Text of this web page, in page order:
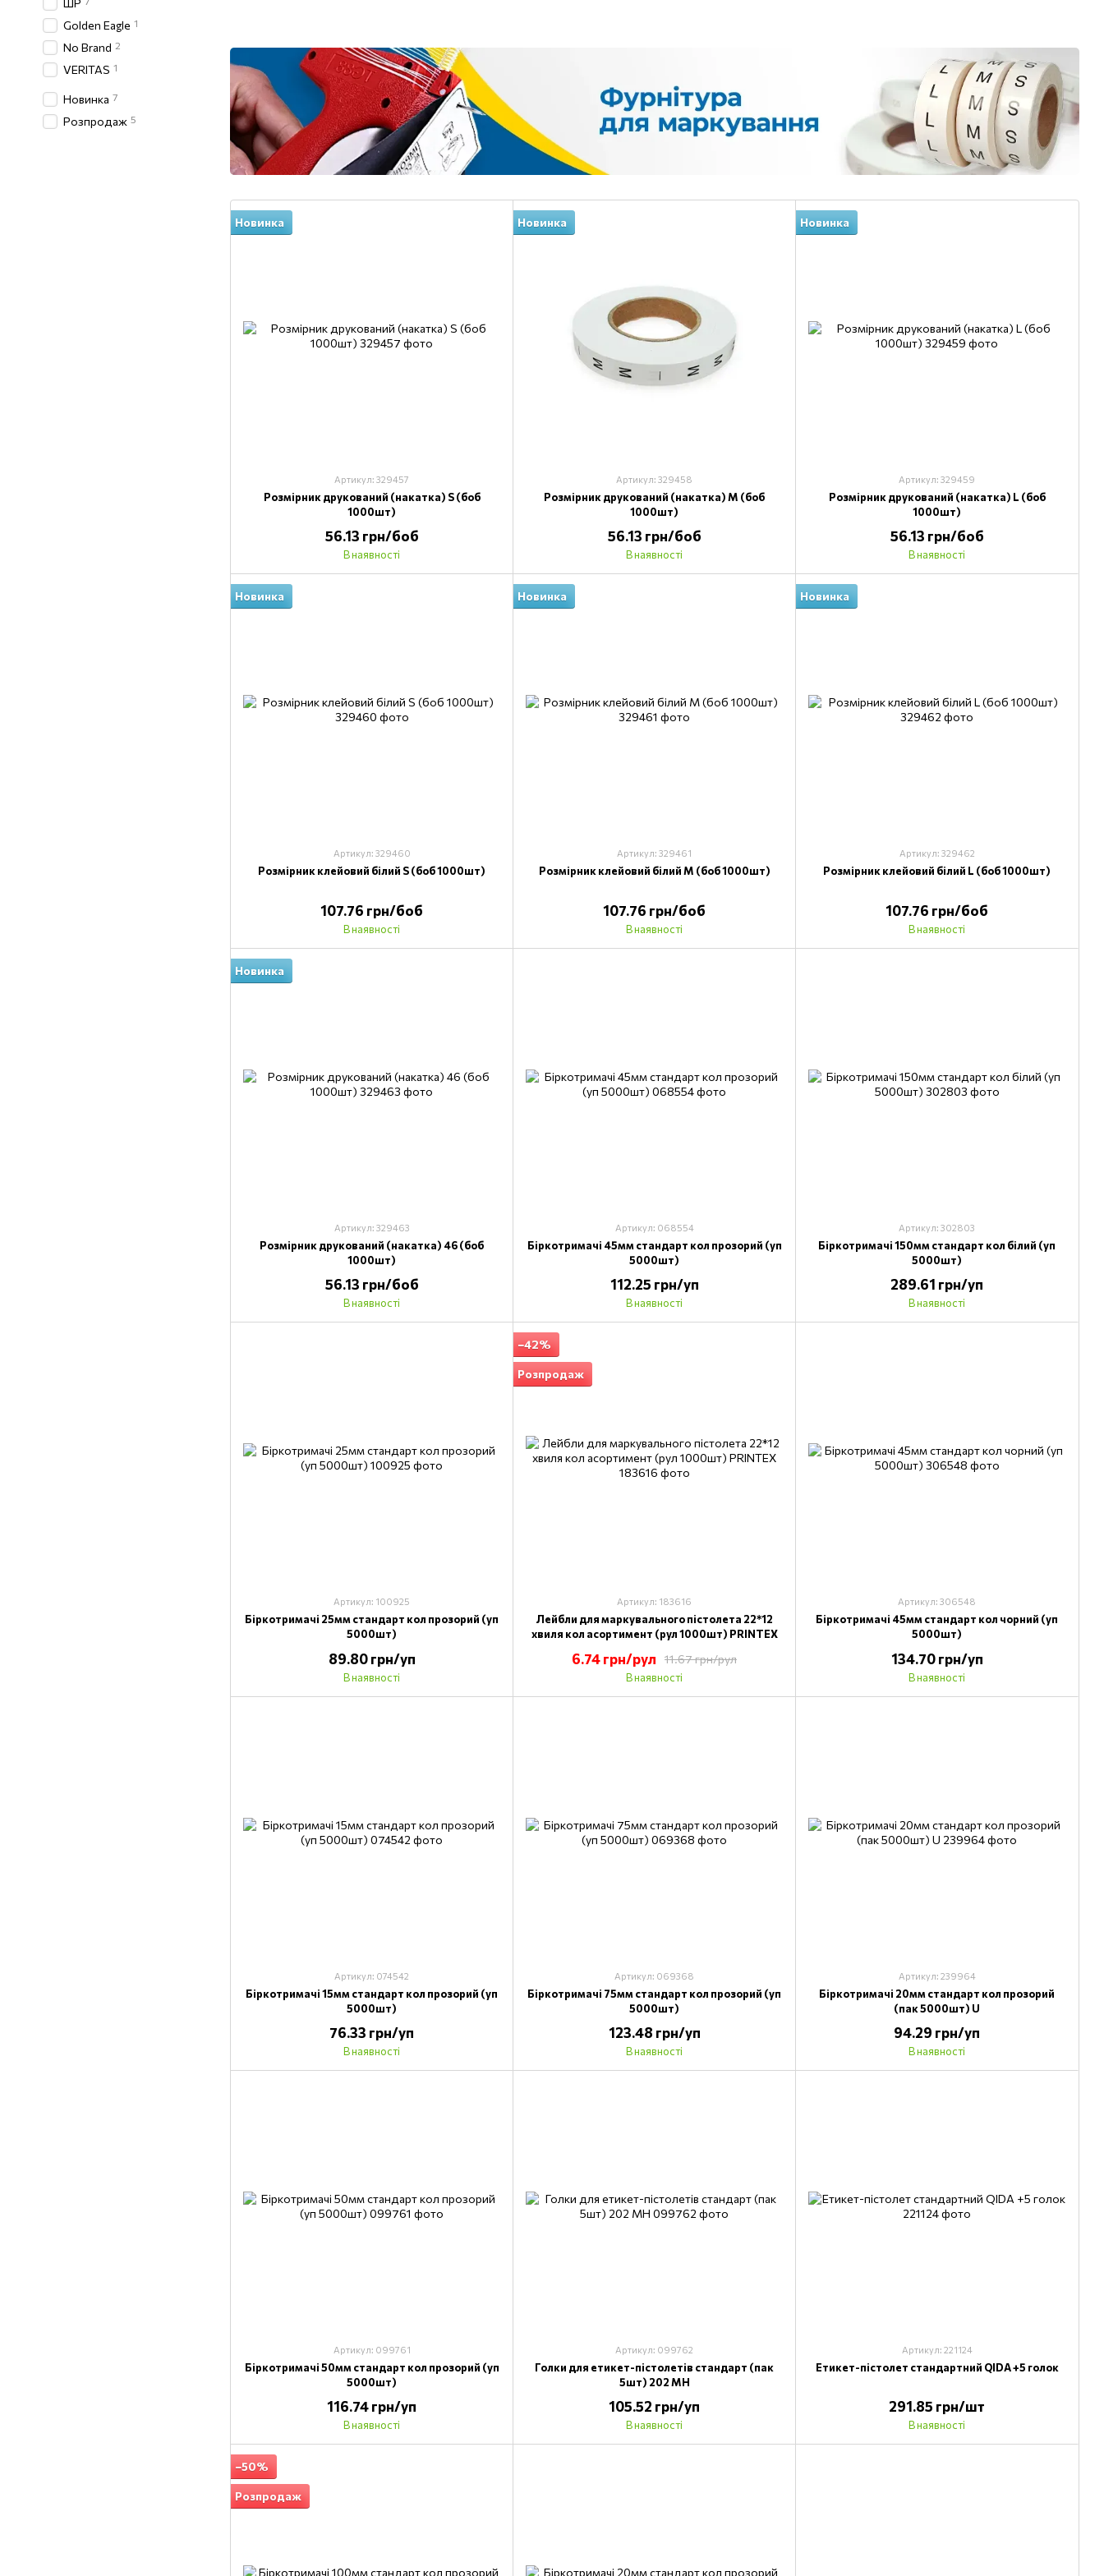
Новинка
Артикул: 329457
Розмірник друкований (накатка) S (боб
1000шт)
56.13 грн/боб
В наявності
Новинка
Артикул: 329458
Розмірник друкований (накатка) M (боб
1000шт)
56.13 грн/боб
В наявності
Новинка
Артикул: 329459
Розмірник друкований (накатка) L (боб
1000шт)
56.13 грн/боб
В наявності
Новинка
Артикул: 329460
Розмірник клейовий білий S (боб 1000шт)
107.76 грн/боб
В наявності
Новинка
Артикул: 329461
Розмірник клейовий білий M (боб 1000шт)
107.76 грн/боб
В наявності
Новинка
Артикул: 329462
Розмірник клейовий білий L (боб 1000шт)
107.76 грн/боб
В наявності
Новинка
Артикул: 329463
Розмірник друкований (накатка) 46 (боб
1000шт)
56.13 грн/боб
В наявності
Артикул: 068554
Біркотримачі 45мм стандарт кол прозорий (уп
5000шт)
112.25 грн/уп
В наявності
Артикул: 302803
Біркотримачі 150мм стандарт кол білий (уп
5000шт)
289.61 грн/уп
В наявності
Артикул: 100925
Біркотримачі 25мм стандарт кол прозорий (уп
5000шт)
89.80 грн/уп
В наявності
−42%
Розпродаж
Артикул: 183616
Лейбли для маркувального пістолета 22*12
хвиля кол асортимент (рул 1000шт) PRINTEX
11.67 грн/рул
6.74 грн/рул
В наявності
Артикул: 306548
Біркотримачі 45мм стандарт кол чорний (уп
5000шт)
134.70 грн/уп
В наявності
Артикул: 074542
Біркотримачі 15мм стандарт кол прозорий (уп
5000шт)
76.33 грн/уп
В наявності
Артикул: 069368
Біркотримачі 75мм стандарт кол прозорий (уп
5000шт)
123.48 грн/уп
В наявності
Артикул: 239964
Біркотримачі 20мм стандарт кол прозорий
(пак 5000шт) U
94.29 грн/уп
В наявності
Артикул: 099761
Біркотримачі 50мм стандарт кол прозорий (уп
5000шт)
116.74 грн/уп
В наявності
Артикул: 099762
Голки для етикет-пістолетів стандарт (пак
5шт) 202 МН
105.52 грн/уп
В наявності
Артикул: 221124
Етикет-пістолет стандартний QIDA +5 голок
291.85 грн/шт
В наявності
−50%
Розпродаж
ШР
Golden Eagle 1
No Вrand 2
VERITAS 1
Новинка 7
Розпродаж 5